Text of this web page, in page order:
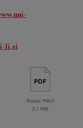
lj.si
Razpis MAUI
(1,1 MB)